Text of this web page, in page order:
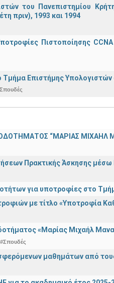
του Πανεπιστημίου
πριν), 1993 και 1994
Πιστοποίησης
Τμήμα Επιστήμης
“ΜΑΡΙΑΣ ΜΙΧΑΗΛ
Πρακτικής Άσκησης
για υποτροφίες στο
με τίτλο «Υποτροφία
«Μαρίας Μιχαήλ
#Σπουδές
μαθημάτων από